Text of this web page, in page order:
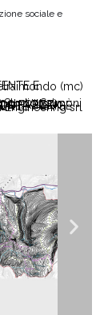
sociale e
(mc)